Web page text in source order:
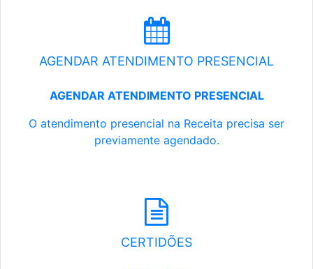
AGENDAR ATENDIMENTO PRESENCIAL
AGENDAR ATENDIMENTO PRESENCIAL
O atendimento presencial na Receita precisa ser
previamente agendado.
CERTIDÕES